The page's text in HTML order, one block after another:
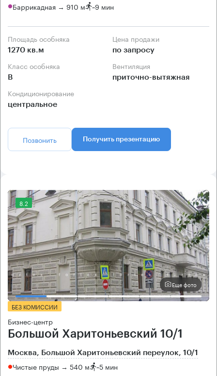
Баррикадная → 910 м ~9 мин
Площадь особняка
1270 кв.м
Цена продажи
по запросу
Класс особняка
B
Вентиляция
приточно-вытяжная
Кондиционирование
центральное
Позвонить Получить презентацию
8.2
Еще фото
БЕЗ КОМИССИИ
Бизнес-центр
Большой Харитоньевский 10/1
Москва, Большой Харитоньевский переулок, 10/1
Чистые пруды → 540 м ~5 мин